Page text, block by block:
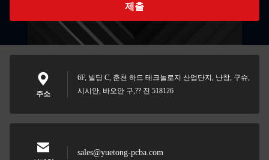
제출
주소
6F, 빌딩 C, 춘천 하드 테크놀로지 산업단지, 난창, 구슈,
시시안, 바오안 구,?? 진 518126
sales@yuetong-pcba.com